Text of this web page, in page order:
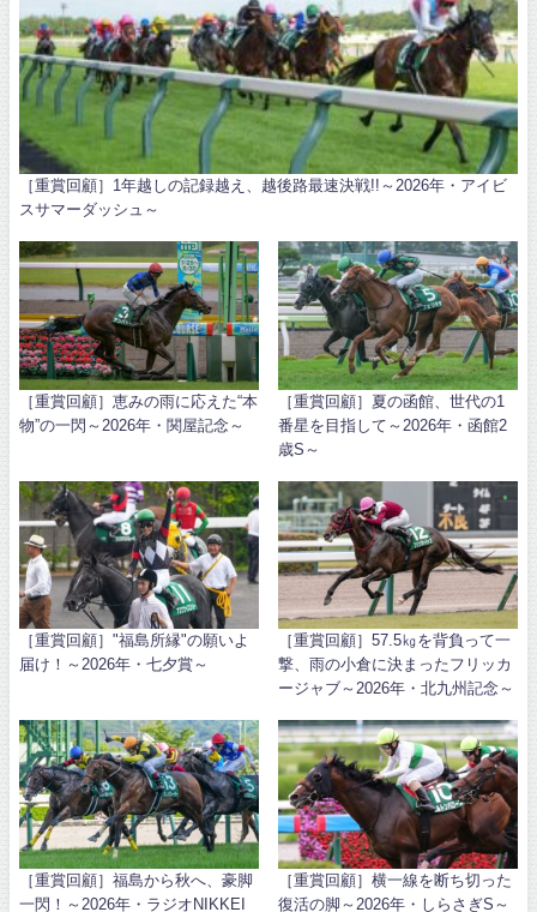
［重賞回顧］1年越しの記録越え、越後路最速決戦!!～2026年・アイビ
スサマーダッシュ～
［重賞回顧］恵みの雨に応えた“本
物”の一閃～2026年・関屋記念～
［重賞回顧］夏の函館、世代の1
番星を目指して～2026年・函館2
歳S～
［重賞回顧］"福島所縁"の願いよ
届け！～2026年・七夕賞～
［重賞回顧］57.5㎏を背負って一
撃、雨の小倉に決まったフリッカ
ージャブ～2026年・北九州記念～
［重賞回顧］福島から秋へ、豪脚
一閃！～2026年・ラジオNIKKEI
［重賞回顧］横一線を断ち切った
復活の脚～2026年・しらさぎS～